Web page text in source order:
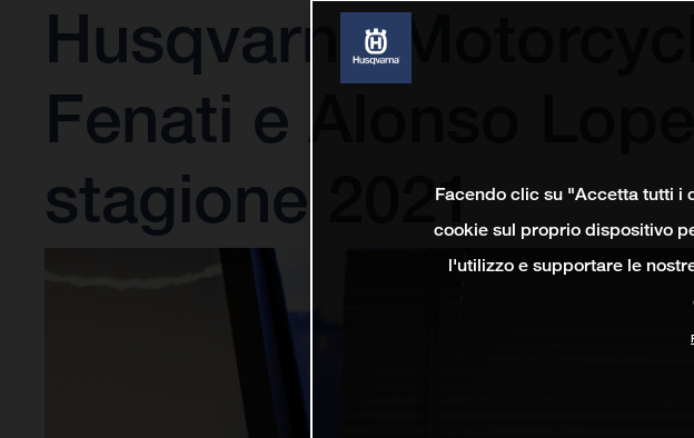
Husqvarna
Fenati e Alonso
stagione 2021Facendo clic su "Accetta tutti i
cookie sul proprio dispositivo
l'utilizzo e supportare le